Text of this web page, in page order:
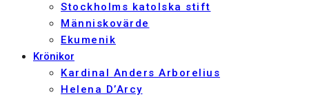
Stockholms katolska stift
Människovärde
Ekumenik
Krönikor
Kardinal Anders Arborelius
Helena D’Arcy